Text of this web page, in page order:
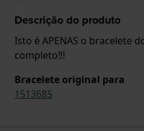
Descrição do produto
Isto é APENAS o bracelete
completo!!!
Bracelete original para
1513685